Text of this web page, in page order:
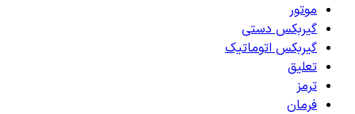
موتور
گیربکس دستی
گیربکس اتوماتیک
تعلیق
ترمز
فرمان